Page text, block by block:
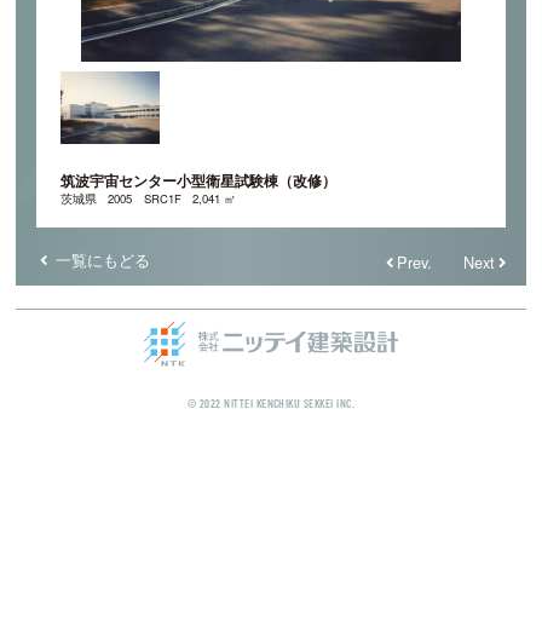
筑波宇宙センター小型衛星試験棟（改修）
茨城県 2005 SRC1F 2,041 ㎡
一覧にもどる Prev. Next
© 2022 NITTEI KENCHIKU SEKKEI INC.